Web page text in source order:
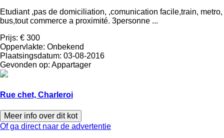
Etudiant ,pas de domiciliation, ,comunication facile,train, metro,
bus,tout commerce a proximité. 3personne ...
Prijs: € 300
Oppervlakte: Onbekend
Plaatsingsdatum: 03-08-2016
Gevonden op: Appartager
Rue chet, Charleroi
Meer info over dit kot
Of ga direct naar de advertentie